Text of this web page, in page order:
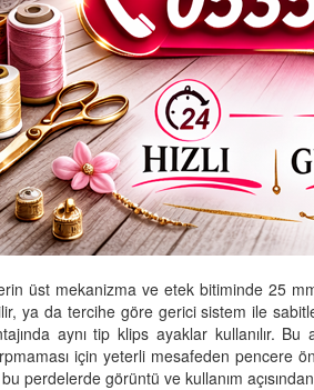
üst mekanizma ve etek bitiminde 25
ya da tercihe göre gerici sistem ile
aynı tip klips ayaklar kullanılır.
için yeterli mesafeden pencere
perdelerde görüntü ve kullanım